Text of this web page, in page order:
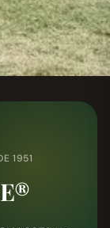
1951